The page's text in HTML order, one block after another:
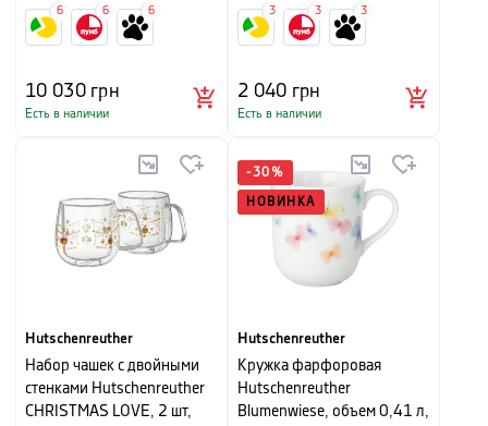
10 030грн
Есть в наличии
6 6 6
2 040 грн
Есть в наличии
3 3 3
Hutschenreuther
Набор чашек с двойными
стенками Hutschenreuther
CHRISTMAS LOVE, 2 шт,
-30 %
НОВИНКА
Hutschenreuther
Кружка фарфоровая
Hutschenreuther
Blumenwiese, объем 0,41 л,